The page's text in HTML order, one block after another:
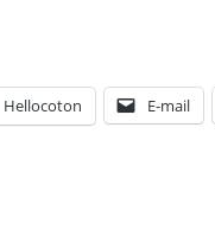
Hellocoton E-mail